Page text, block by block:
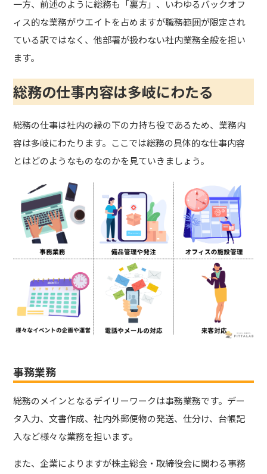
一方、前述のように総務も「裏方」、いわゆるバックオフ
ィス的な業務がウエイトを占めますが職務範囲が限定され
ている訳ではなく、他部署が扱わない社内業務全般を担い
ます。
総務の仕事内容は多岐にわたる
総務の仕事は社内の縁の下の力持ち役であるため、業務内
容は多岐にわたります。ここでは総務の具体的な仕事内容
とはどのようなものなのかを見ていきましょう。
事務業務
総務のメインとなるデイリーワークは事務業務です。デー
タ入力、文書作成、社内外郵便物の発送、仕分け、台帳記
入など様々な業務を担います。
また、企業によりますが株主総会・取締役会に関わる事務